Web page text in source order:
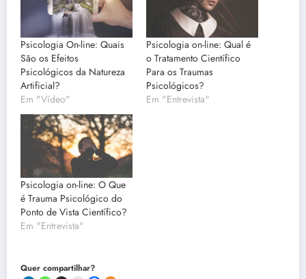
Psicologia On-line: Quais
São os Efeitos
Psicológicos da Natureza
Artificial?
Em "Vídeo"
Psicologia on-line: Qual é
o Tratamento Científico
Para os Traumas
Psicológicos?
Em "Entrevista"
Psicologia on-line: O Que
é Trauma Psicológico do
Ponto de Vista Científico?
Em "Entrevista"
Quer compartilhar?